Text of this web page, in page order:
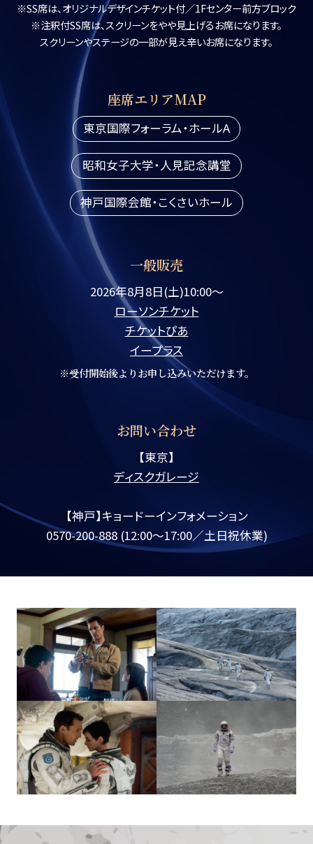
※SS席は、オリジナルデザインチケット付／1Fセンター前方ブロック
※注釈付SS席は、スクリーンをやや見上げるお席になります。
スクリーンやステージの一部が見え辛いお席になります。
座席エリアMAP
東京国際フォーラム・ホールA
昭和女子大学・人見記念講堂
神戸国際会館・こくさいホール
一般販売
2026年8月8日(土)10:00〜
ローソンチケット
チケットぴあ
イープラス
※受付開始後よりお申し込みいただけます。
お問い合わせ
【東京】
ディスクガレージ
【神戸】キョードーインフォメーション
0570-200-888 (12:00～17:00／土日祝休業)